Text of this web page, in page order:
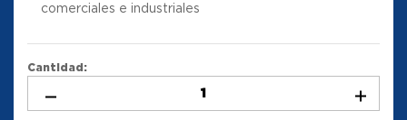
comerciales e industriales
Cantidad: